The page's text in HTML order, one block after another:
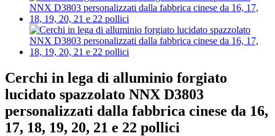
Cerchi in lega di alluminio forgiato
lucidato spazzolato NNX D3803
personalizzati dalla fabbrica cinese da 16,
17, 18, 19, 20, 21 e 22 pollici